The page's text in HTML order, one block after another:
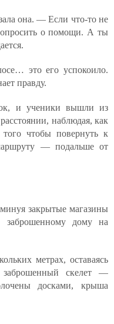
она. — Если что-то не
о помощи. А ты
это его успокоило.
правду.
и ученики вышли из
наблюдая, как
чтобы повернуть к
— подальше от
закрытые магазины
дому на
метрах, оставаясь
скелет —
досками, крыша